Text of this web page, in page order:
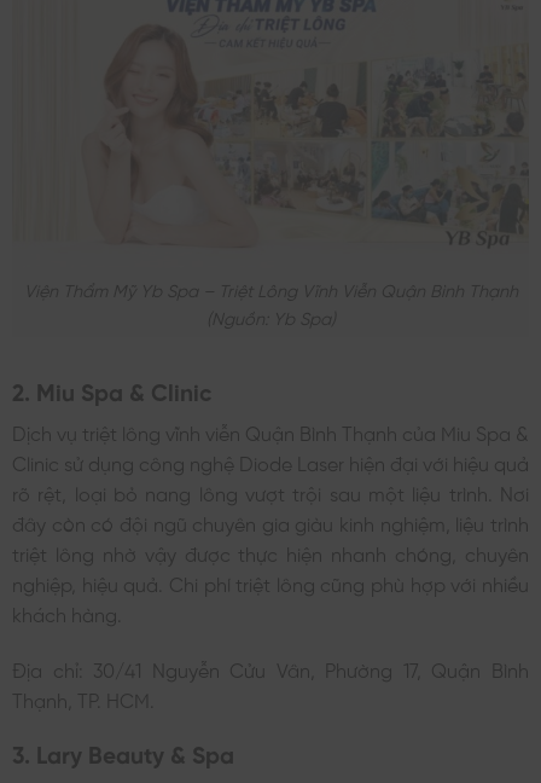
Viện Thẩm Mỹ Yb Spa – Triệt Lông Vĩnh Viễn Quận Bình Thạnh
(nguồn: Yb Spa)
2. Miu Spa & Clinic
Dịch vụ triệt lông vĩnh viễn Quận Bình Thạnh của Miu Spa &
Clinic sử dụng công nghệ Diode Laser hiện đại với hiệu quả
rõ rệt, loại bỏ nang lông vượt trội sau một liệu trình. Nơi
đây còn có đội ngũ chuyên gia giàu kinh nghiệm, liệu trình
triệt lông nhờ vậy được thực hiện nhanh chóng, chuyên
nghiệp, hiệu quả. Chi phí triệt lông cũng phù hợp với nhiều
khách hàng.
Địa chỉ: 30/41 Nguyễn Cửu Vân, Phường 17, Quận Bình
Thạnh, TP. HCM.
3. Lary Beauty & Spa